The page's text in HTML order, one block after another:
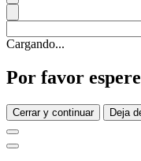
Cargando...
Por favor
Cerrar y continuar Deja